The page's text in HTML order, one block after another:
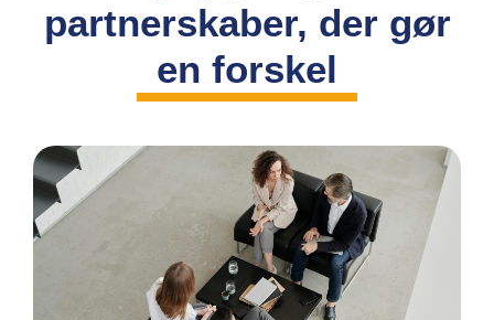
partnerskaber, der gør
en forskel